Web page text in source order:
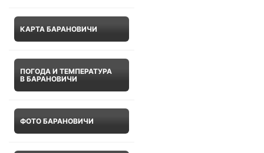
КАРТА БАРАНОВИЧИ
ПОГОДА И ТЕМПЕРАТУРА
В БАРАНОВИЧИ
ФОТО БАРАНОВИЧИ